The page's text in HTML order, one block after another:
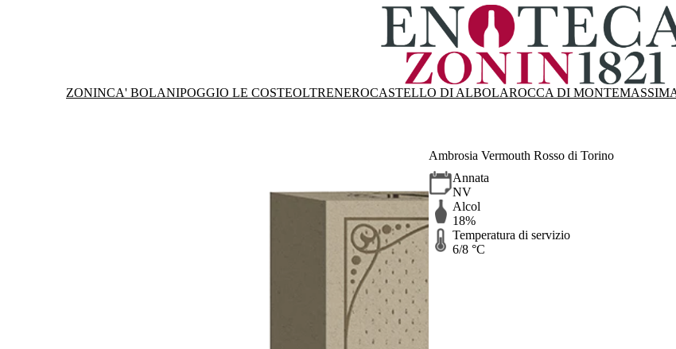
ZONINCA' BOLANIPOGGIO LE COSTEOLTRENEROCASTELLO DI ALBOLAROCCA DI MONTEMASSI
Ambrosia Vermouth Rosso di Torino
Annata
NV
Alcol
18%
Temperatura di servizio
6/8 °C